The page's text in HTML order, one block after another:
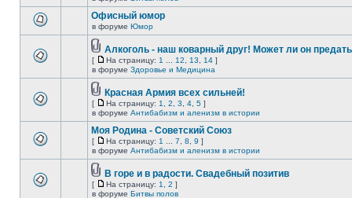
Офисный юмор
в форуме Юмор
Алкоголь - наш коварный друг! Может ли он
[ На страницу: 1 12 13 14 ]
в форуме Здоровье и Медицина
Красная Армия всех сильней!
[ На страницу: 1 2 3 4 5 ]
в форуме Антибабизм и аленизм в истории
Моя Родина - Советский Союз
[ На страницу: 1 7 8 9 ]
в форуме Антибабизм и аленизм в истории
В горе и в радости. Свадебный позитив
[ На страницу: 1 2 ]
в форуме Битвы полов